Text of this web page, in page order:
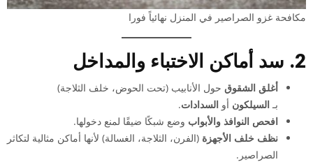
مكافحة غزو الصراصير في المنزل نهائياً فورا
2. سد أماكن الاختباء والمداخل
أغلق الشقوق حول الأنابيب (تحت الحوض، خلف الثلاجة)
بـ السيلكون أو السدادات.
افحص النوافذ والأبواب وضع شبكًا ضيقًا لمنع دخولها.
نظف خلف الأجهزة (الفرن، الثلاجة، الغسالة) لأنها أماكن مثالية لتكاثر
الصراصير.